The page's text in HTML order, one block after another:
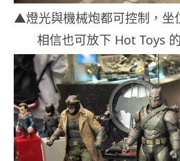
▲燈光與機械炮都可控制，坐
相信也可放下 Hot Toys